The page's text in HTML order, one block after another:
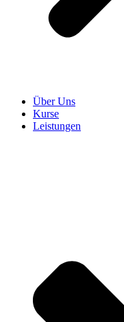
Über Uns
Kurse
Leistungen